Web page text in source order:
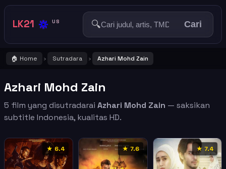
LK21 🔅 US 🔍 Cari
🏠 Home › Sutradara › Azhari Mohd Zain
Azhari Mohd Zain
5 film yang disutradarai Azhari Mohd Zain — saksikan
subtitle Indonesia, kualitas HD.
★ 6.4 ★ 7.6 ★ 7.4